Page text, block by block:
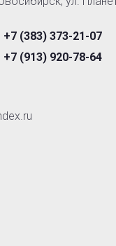
+7 (383) 373-21-07
+7 (913) 920-78-64